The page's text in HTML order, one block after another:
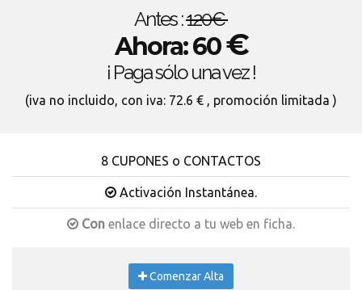
Antes :120€
Ahora: 60€
¡ Paga sólo una vez !
(iva no incluido, con iva: 72.6 € , promoción limitada )
8 CUPONES o CONTACTOS
Activación Instantánea.
Con enlace directo a tu web en ficha.
Comenzar Alta